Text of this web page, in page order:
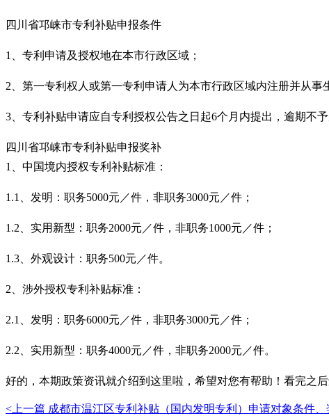
四川省邛崃市专利补贴申报条件
1、专利申请及授权地在本市行政区域；
2、第一专利权人或第一专利申请人为本市行政区域内注册并从
3、专利补贴申请应自专利授权公告之日起6个月内提出，逾期不予
四川省邛崃市专利补贴申报奖补
1、中国境内授权专利补贴标准：
1.1、发明：职务5000元／件，非职务3000元／件；
1.2、实用新型：职务2000元／件，非职务1000元／件；
1.3、外观设计：职务500元／件。
2、涉外授权专利补贴标准：
2.1、发明：职务6000元／件，非职务3000元／件；
2.2、实用新型：职务4000元／件，非职务2000元／件。
好的，本期政策资讯就介绍到这里啦，希望对您有帮助！看完之
<上一篇 成都市温江区专利补贴（国内发明专利）申请对象条件、